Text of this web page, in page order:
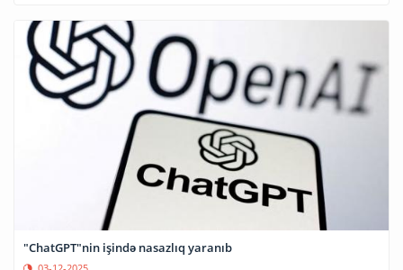
"ChatGPT"nin işində nasazlıq yaranıb